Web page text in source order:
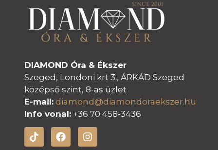
DIAMOND Óra & Ékszer
Szeged, Londoni krt 3., ÁRKÁD Szeged
középső szint, 8-as üzlet
E-mail: diamond@diamondoraekszer.hu
Info vonal: +36 70 458-3436